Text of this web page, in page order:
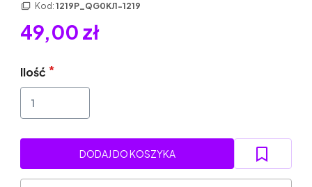
Kod: 1219P_QG0KJ1-1219
49,00 zł
Ilość
DODAJ DO KOSZYKA